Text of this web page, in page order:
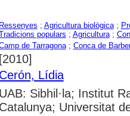
Ressenyes ; Agricultura biològica;
populars ; Agricultura;
de Tarragona; Conca de
[2010]
Cerón, Lídia
UAB: Sibhil·la; Institut
Catalunya; Universitat